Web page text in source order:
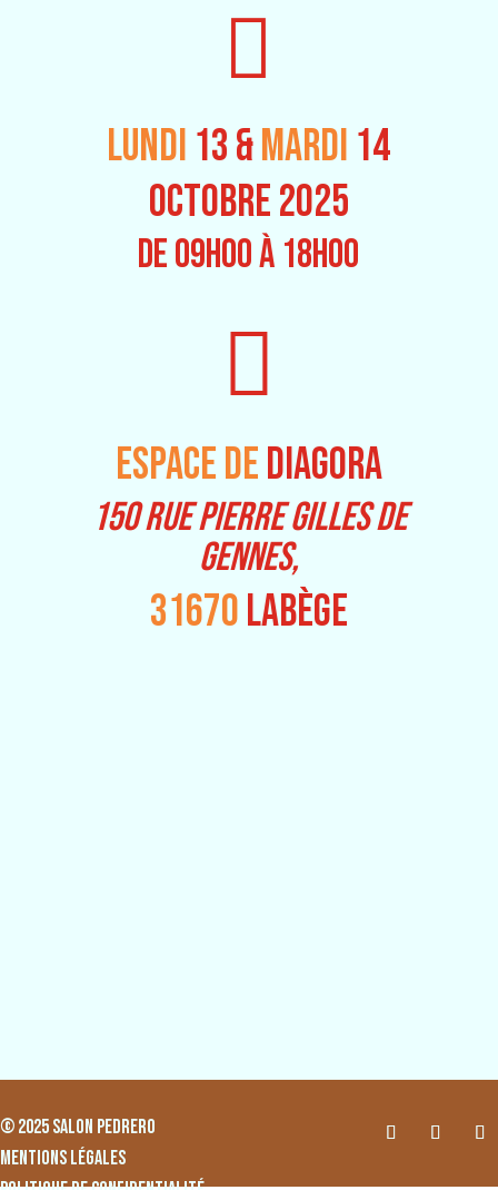

LUNDI 13 &MARDI 14
OCTOBRE 2025
DE 09h00 À 18h00

ESPACE DEDIAGORA
150 RUE PIERRE GILLES DE
GENNES,
31670LABÈGE
© 2025 SALON PEDRERO
MENTIONS LÉGALES